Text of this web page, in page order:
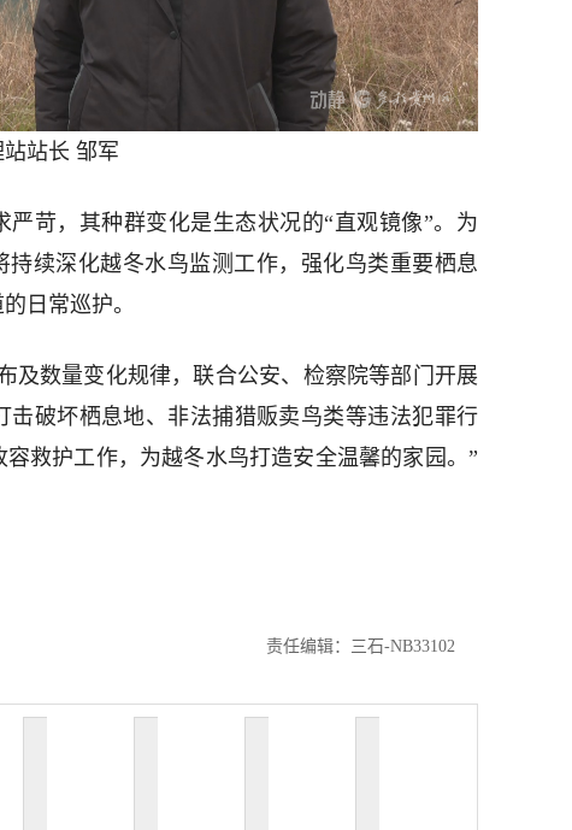
站长 邹军
苛，其种群变化是生态状况的“直观镜像”。为
持续深化越冬水鸟监测工作，强化鸟类重要栖息
日常巡护。
及数量变化规律，联合公安、检察院等部门开展
击破坏栖息地、非法捕猎贩卖鸟类等违法犯罪行
救护工作，为越冬水鸟打造安全温馨的家园。”
责任编辑：三石-NB33102